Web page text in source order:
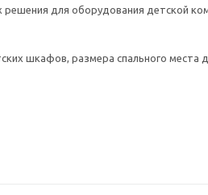
для оборудования детской
шкафов, размера спального места